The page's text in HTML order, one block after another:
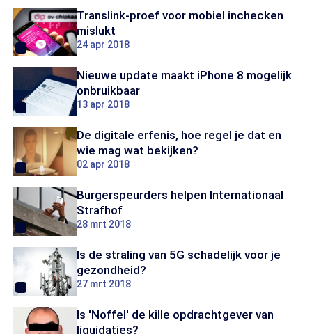
Translink-proef voor mobiel inchecken
mislukt
24 apr 2018
Nieuwe update maakt iPhone 8 mogelijk
onbruikbaar
13 apr 2018
De digitale erfenis, hoe regel je dat en
wie mag wat bekijken?
02 apr 2018
Burgerspeurders helpen Internationaal
Strafhof
28 mrt 2018
Is de straling van 5G schadelijk voor je
gezondheid?
27 mrt 2018
Is 'Noffel' de kille opdrachtgever van
liquidaties?